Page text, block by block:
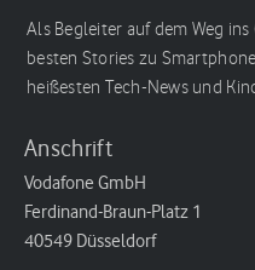
Als Begleiter auf dem Weg
besten Stories zu
heißesten Tech-News und
Anschrift
Vodafone GmbH
Ferdinand-Braun-Platz 1
40549 Düsseldorf